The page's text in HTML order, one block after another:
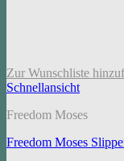
Zur Wunschliste
Schnellansicht
Freedom Moses
Freedom Moses